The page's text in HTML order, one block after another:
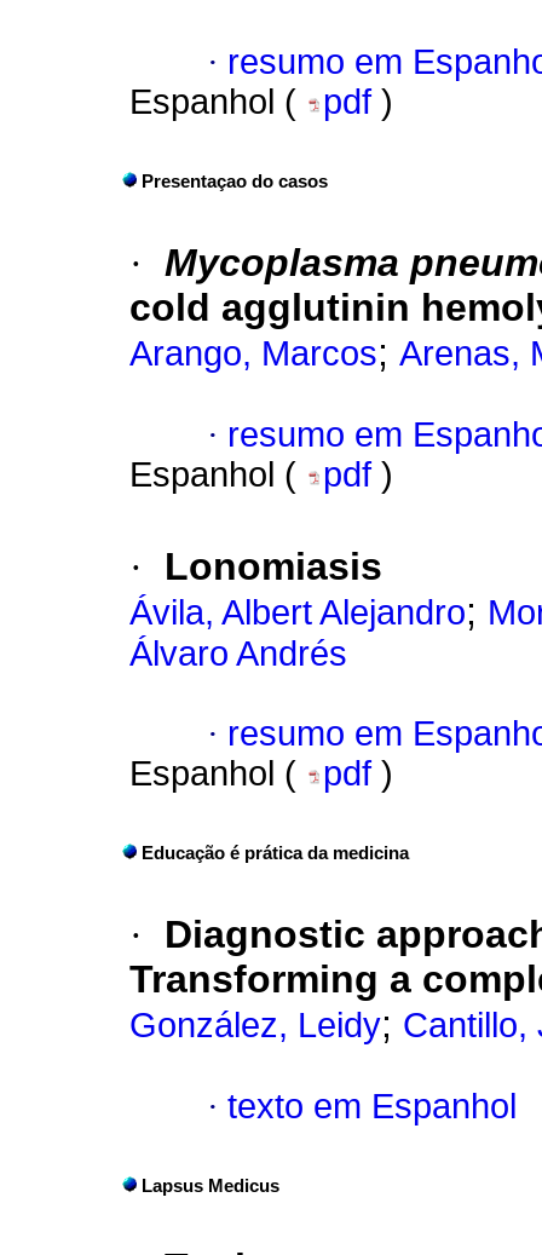
· resumo em
Espanhol (
pdf )
Presentaçao do casos
· Mycoplasma
cold agglutinin
Arango, Marcos; Arenas,
· resumo em
Espanhol (
pdf )
· Lonomiasis
Ávila, Albert Alejandro;
Álvaro Andrés
· resumo em
Espanhol (
pdf )
Educação é prática da medicina
·
Diagnostic
Transforming a
González, Leidy; Cantillo,
· texto em Espanhol
Lapsus Medicus